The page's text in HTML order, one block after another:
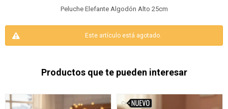
Peluche Elefante Algodón Alto 25cm
Este artículo está agotado.
Productos que te pueden interesar